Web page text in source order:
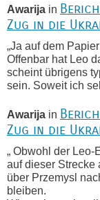
Awarija in
Zug in die
„Ja auf dem
Offenbar hat Leo
scheint übrigens
sein. Soweit ich
Awarija in
Zug in die
„ Obwohl der
auf dieser Strecke
über Przemysl
bleiben.